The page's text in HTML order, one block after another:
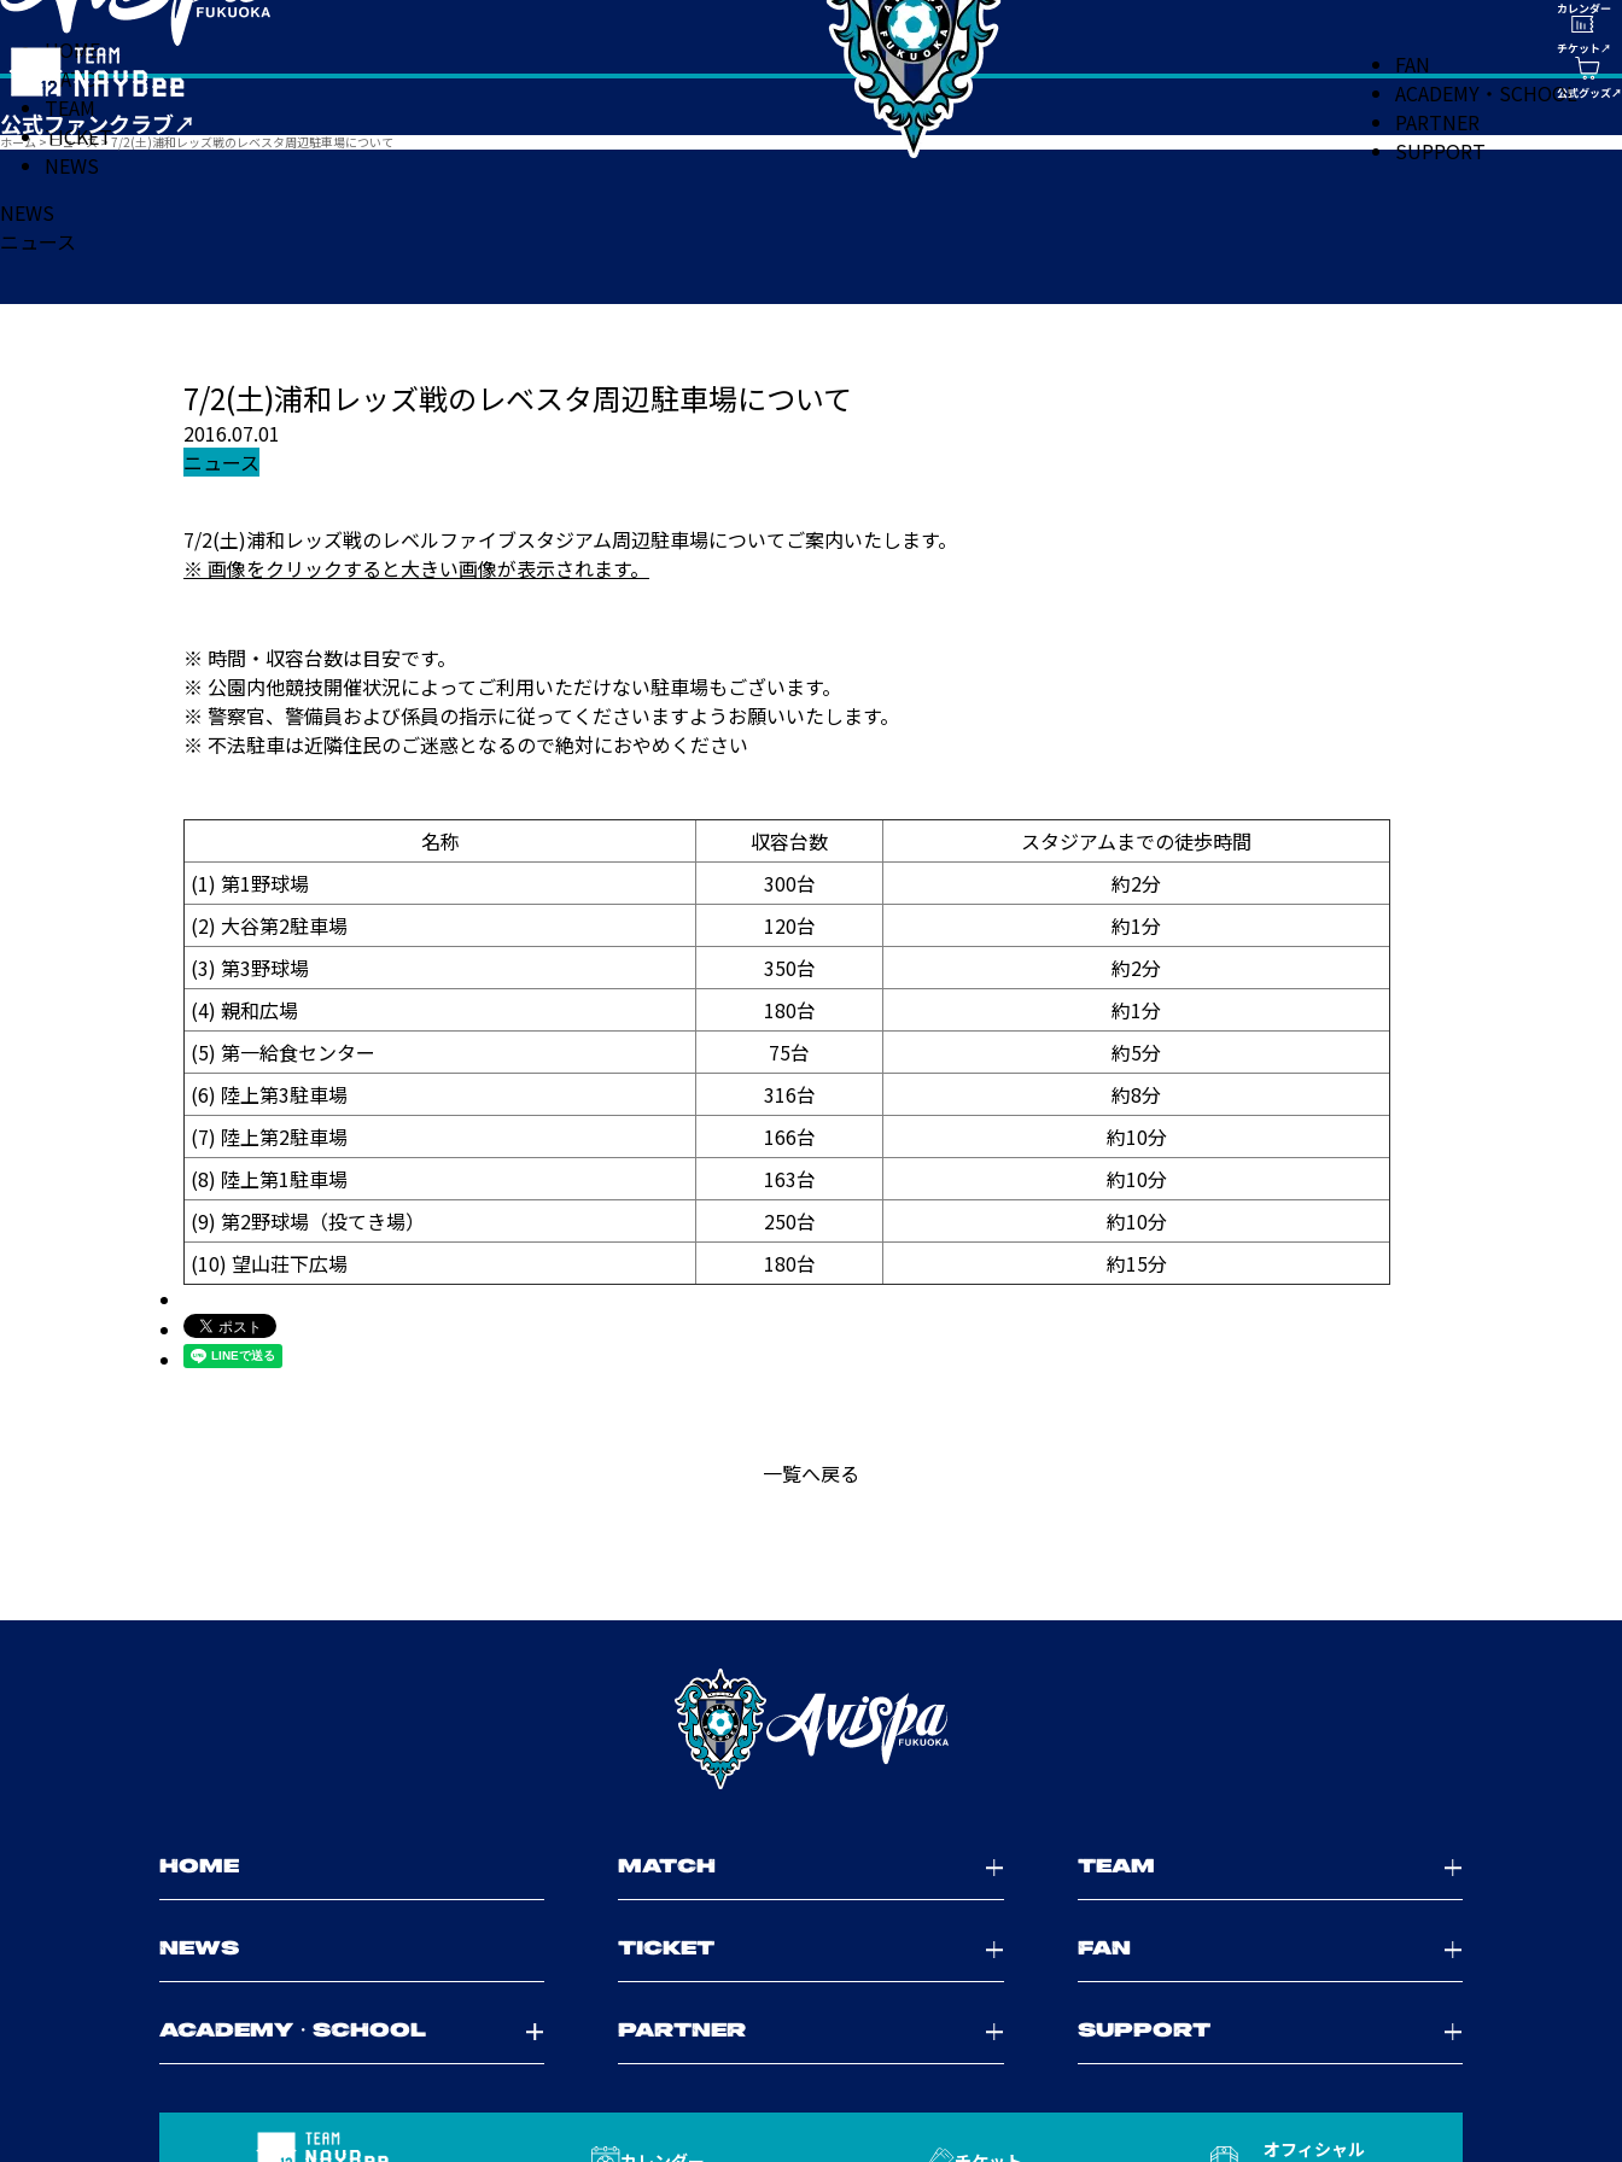
HOME
MATCH
TEAM
TICKET
NEWS
FAN
ACADEMY・SCHOOL
PARTNER
SUPPORT
ホーム > ニュース> 7/2(土)浦和レッズ戦のレベスタ周辺駐車場について
NEWS
ニュース
7/2(土)浦和レッズ戦のレベスタ周辺駐車場について
2016.07.01
ニュース
7/2(土)浦和レッズ戦のレベルファイブスタジアム周辺駐車場についてご案内いたします。
※ 画像をクリックすると大きい画像が表示されます。
※ 時間・収容台数は目安です。
※ 公園内他競技開催状況によってご利用いただけない駐車場もございます。
※ 警察官、警備員および係員の指示に従ってくださいますようお願いいたします。
※ 不法駐車は近隣住民のご迷惑となるので絶対におやめください
名称 収容台数
スタジアムまでの徒歩時間
(1) 第1野球場
300台
約2分
(2) 大谷第2駐車場
120台
約1分
(3) 第3野球場
350台
約2分
(4) 親和広場
180台
約1分
(5) 第一給食センター
75台
約5分
(6) 陸上第3駐車場
316台
約8分
(7) 陸上第2駐車場
166台
約10分
(8) 陸上第1駐車場
163台
約10分
(9) 第2野球場（投てき場）
250台
約10分
(10) 望山荘下広場
180台 約15分
一覧へ戻る
HOME MATCH TEAM
NEWS TICKET FAN
ACADEMY・SCHOOL PARTNER SUPPORT
オフィシャル